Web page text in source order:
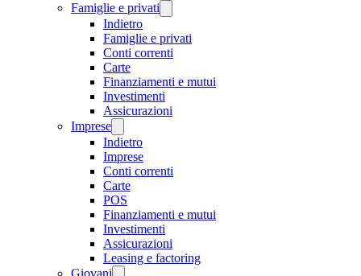
Famiglie e privati
Indietro
Famiglie e privati
Conti correnti
Carte
Finanziamenti e mutui
Investimenti
Assicurazioni
Imprese
Indietro
Imprese
Conti correnti
Carte
POS
Finanziamenti e mutui
Investimenti
Assicurazioni
Leasing e factoring
Giovani